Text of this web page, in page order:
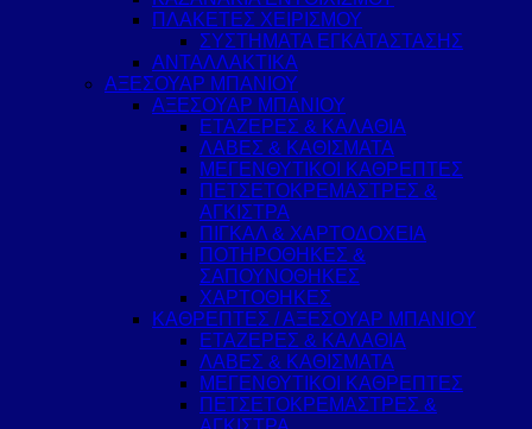
ΠΛΑΚΕΤΕΣ ΧΕΙΡΙΣΜΟΥ
ΣΥΣΤΗΜΑΤΑ ΕΓΚΑΤΑΣΤΑΣΗΣ
ΑΝΤΑΛΛΑΚΤΙΚΑ
ΑΞΕΣΟΥΑΡ ΜΠΑΝΙΟΥ
ΑΞΕΣΟΥΑΡ ΜΠΑΝΙΟΥ
ΕΤΑΖΕΡΕΣ & ΚΑΛΑΘΙΑ
ΛΑΒΕΣ & ΚΑΘΙΣΜΑΤΑ
ΜΕΓΕΝΘΥΤΙΚΟΙ ΚΑΘΡΕΠΤΕΣ
ΠΕΤΣΕΤΟΚΡΕΜΑΣΤΡΕΣ &
ΑΓΚΙΣΤΡΑ
ΠΙΓΚΑΛ & ΧΑΡΤΟΔΟΧΕΙΑ
ΠΟΤΗΡΟΘΗΚΕΣ &
ΣΑΠΟΥΝΟΘΗΚΕΣ
ΧΑΡΤΟΘΗΚΕΣ
ΚΑΘΡΕΠΤΕΣ / ΑΞΕΣΟΥΑΡ ΜΠΑΝΙΟΥ
ΕΤΑΖΕΡΕΣ & ΚΑΛΑΘΙΑ
ΛΑΒΕΣ & ΚΑΘΙΣΜΑΤΑ
ΜΕΓΕΝΘΥΤΙΚΟΙ ΚΑΘΡΕΠΤΕΣ
ΠΕΤΣΕΤΟΚΡΕΜΑΣΤΡΕΣ &